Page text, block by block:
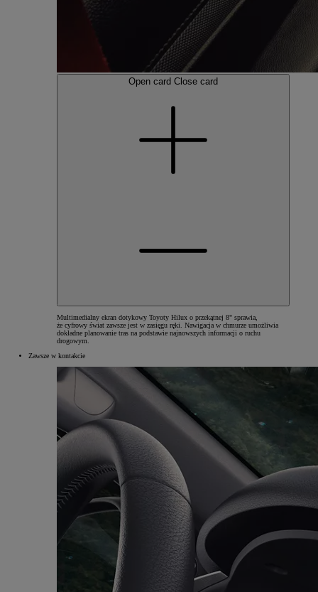
Open card Close card
Multimedialny ekran dotykowy Toyoty Hilux o przekątnej 8" sprawia,
że cyfrowy świat zawsze jest w zasięgu ręki. Nawigacja w chmurze umożliwia
dokładne planowanie tras na podstawie najnowszych informacji o ruchu
drogowym.
Zawsze w kontakcie